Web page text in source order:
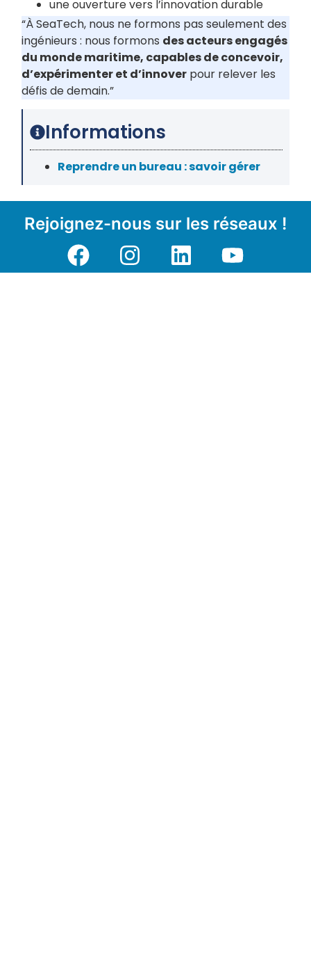
une ouverture vers l’innovation durable
“À SeaTech, nous ne formons pas seulement des
ingénieurs : nous formons des acteurs engagés
du monde maritime, capables de concevoir,
d’expérimenter et d’innover pour relever les
défis de demain.”
Informations
Reprendre un bureau : savoir gérer
Rejoignez-nous sur les réseaux !